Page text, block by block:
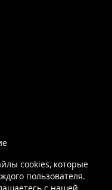
cookies, которые
пользователя.